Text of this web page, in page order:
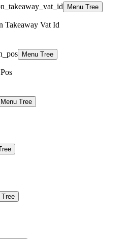
Menu Tree
Takeaway Vat Id
Menu Tree
Menu Tree
Tree